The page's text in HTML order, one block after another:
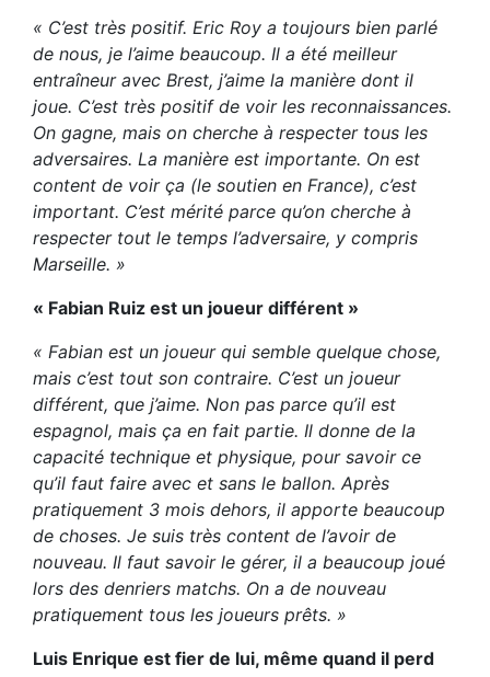
« C’est très positif. Eric Roy a toujours bien parlé
de nous, je l’aime beaucoup. Il a été meilleur
entraîneur avec Brest, j’aime la manière dont il
joue. C’est très positif de voir les reconnaissances.
On gagne, mais on cherche à respecter tous les
adversaires. La manière est importante. On est
content de voir ça (le soutien en France), c’est
important. C’est mérité parce qu’on cherche à
respecter tout le temps l’adversaire, y compris
Marseille. »
« Fabian Ruiz est un joueur différent »
« Fabian est un joueur qui semble quelque chose,
mais c’est tout son contraire. C’est un joueur
différent, que j’aime. Non pas parce qu’il est
espagnol, mais ça en fait partie. Il donne de la
capacité technique et physique, pour savoir ce
qu’il faut faire avec et sans le ballon. Après
pratiquement 3 mois dehors, il apporte beaucoup
de choses. Je suis très content de l’avoir de
nouveau. Il faut savoir le gérer, il a beaucoup joué
lors des denriers matchs. On a de nouveau
pratiquement tous les joueurs prêts. »
Luis Enrique est fier de lui, même quand il perd